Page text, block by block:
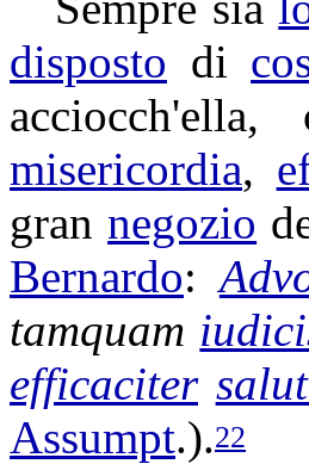
disposto di
acciocch'ella,
misericordia,
grannegozio
Bernardo:
tamquam
efficaciter
Assumpt.).22